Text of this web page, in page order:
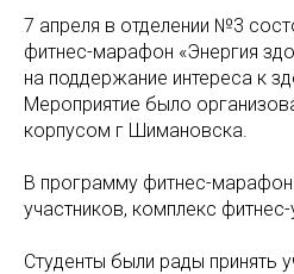
7 апреля в отделении №3
фитнес-марафон «Энергия
на поддержание интереса к
Мероприятие было
корпусом г Шимановска.
В программу фитнес-
участников, комплекс
Студенты были рады принять